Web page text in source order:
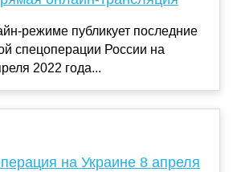
режиме публикует последние
спецоперации России на
2022 года...
на Украине 8 апреля